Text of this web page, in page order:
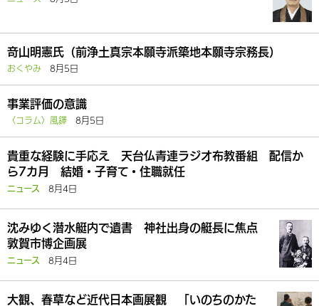
竒山明憲氏（前浄土真宗本願寺派築地本願寺宗務長）
おくやみ 8月5日
事業評価の意識
〈コラム〉風鐸 8月5日
貴重な経験に手応え 天台仏青連ラジオ布教番組 配信か
ら7カ月 結婚・子育て・住職就任
ニュース 8月4日
沈みゆく潜水艇内で遺書 神社出身の艇長に焦点
敦賀市博企画展
ニュース 8月4日
大観、春草など近代日本画展観 「いのちのかた